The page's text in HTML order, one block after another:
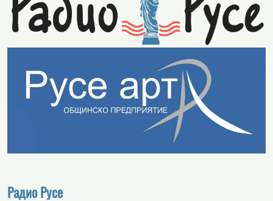
Радио Русе